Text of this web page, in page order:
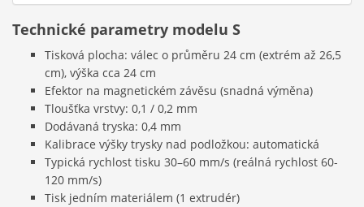
Technické parametry modelu S
Tisková plocha: válec o průměru 24 cm (extrém až 26,5
cm), výška cca 24 cm
Efektor na magnetickém závěsu (snadná výměna)
Tloušťka vrstvy: 0,1 / 0,2 mm
Dodávaná tryska: 0,4 mm
Kalibrace výšky trysky nad podložkou: automatická
Typická rychlost tisku 30–60 mm/s (reálná rychlost 60-
120 mm/s)
Tisk jedním materiálem (1 extrudér)